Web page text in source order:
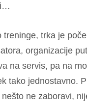
treninge, trka je
organizacije
na servis, pa na
tako jednostavno.
ne zaboravi,